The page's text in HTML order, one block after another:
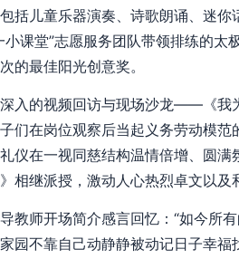
括儿童乐器演奏、诗歌朗诵、迷
课堂”志愿服务团队带领排练的
的最佳阳光创意奖。
入的视频回访与现场沙龙——《我
们在岗位观察后当起义务劳动模
仪在一视同慈结构温情倍增、圆
相继派授，激动人心热烈卓文以及
教师开场简介感言回忆：“如今所
园不靠自己动静静被动记日子幸